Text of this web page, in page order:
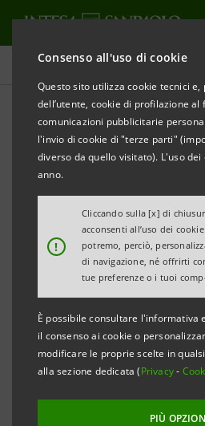
Consenso all'uso di cookie
Questo sito utilizza cookie tecnici e,
dell’utente, cookie di profilazione al
comunicazioni pubblicitarie
l'invio di cookie di "terze parti"
diverso da quello visitato). L'uso dei
anno.
!
Cliccando sulla [x] di
acconsenti all’uso dei
potremo, perciò,
di navigazione, né offrirti
tue preferenze o i tuoi
È possibile consultare l'informativa
il consenso ai cookie o
modificare le proprie scelte in
alla sezione dedicata (Privacy-
PIÙ
Comunicati stampa
STAMPA AGGIORNA
COMUNICATO
ADERISCE ALLA XIII
PALAZZO” APRENDO LA
VENEZIA, PALAZZO DONGHI
LE GALLERIE DI PALAZZO
Sabato 4 ottobre dalle 10
Palazzo”, l’evento promosso
straordinaria e gratuita dei